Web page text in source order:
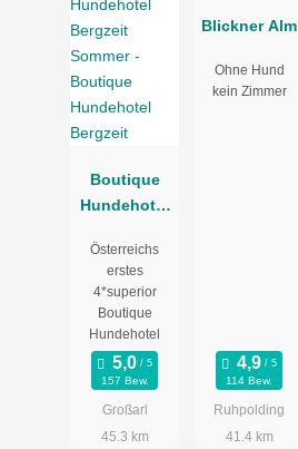
Boutique
Hundehotel
Österreichs
erstes
4*superior
Boutique
Hundehotel
157 Bew.
Großarl
45.3 km
Blickner Alm
Ohne Hund
kein Zimmer
114 Bew.
Ruhpolding
41.4 km